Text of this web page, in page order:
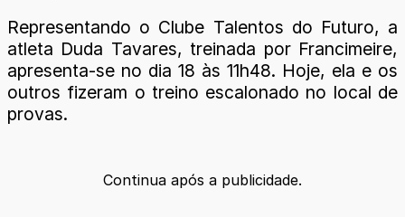
Representando o Clube Talentos do Futuro, a
atleta Duda Tavares, treinada por Francimeire,
apresenta-se no dia 18 às 11h48. Hoje, ela e os
outros fizeram o treino escalonado no local de
provas.
Continua após a publicidade.